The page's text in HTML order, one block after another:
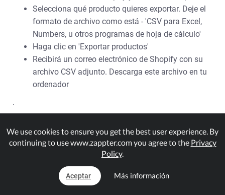
Selecciona qué producto quieres exportar. Deje el
formato de archivo como está - 'CSV para Excel,
Numbers, u otros programas de hoja de cálculo'
Haga clic en 'Exportar productos'
Recibirá un correo electrónico de Shopify con su
archivo CSV adjunto. Descarga este archivo en tu
ordenador
.
Importaciones de CSV por tiempo
limitado
Importa tus datos de Shopify en formato CSV (valores
separados por comas) para crear artículos en tu
We use cookies to ensure you get the best user experience. By
continuing to use www.zappter.com you agree to the Privacy
Policy.
Aceptar Más información